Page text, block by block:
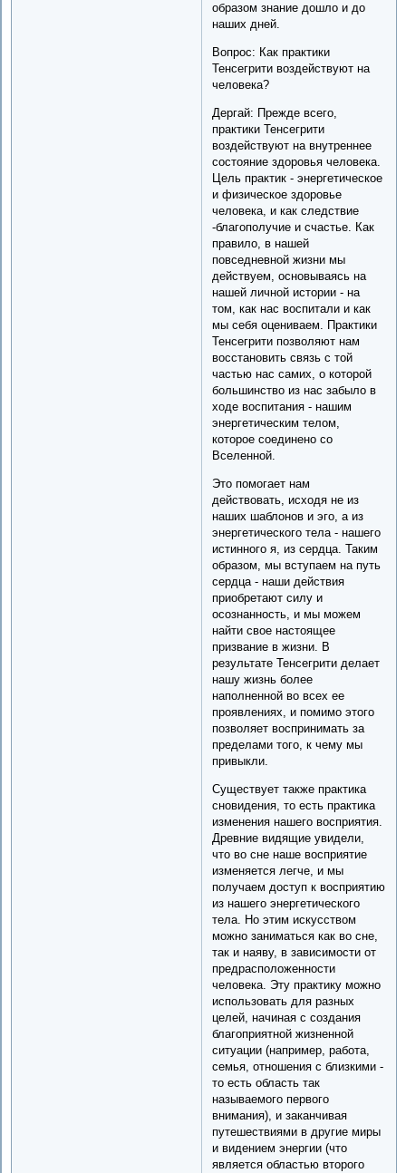
образом знание дошло и до
наших дней.
Вопрос: Как практики
Тенсегрити воздействуют на
человека?
Дергай: Прежде всего,
практики Тенсегрити
воздействуют на внутреннее
состояние здоровья человека.
Цель практик - энергетическое
и физическое здоровье
человека, и как следствие
-благополучие и счастье. Как
правило, в нашей
повседневной жизни мы
действуем, основываясь на
нашей личной истории - на
том, как нас воспитали и как
мы себя оцениваем. Практики
Тенсегрити позволяют нам
восстановить связь с той
частью нас самих, о которой
большинство из нас забыло в
ходе воспитания - нашим
энергетическим телом,
которое соединено со
Вселенной.
Это помогает нам
действовать, исходя не из
наших шаблонов и эго, а из
энергетического тела - нашего
истинного я, из сердца. Таким
образом, мы вступаем на путь
сердца - наши действия
приобретают силу и
осознанность, и мы можем
найти свое настоящее
призвание в жизни. В
результате Тенсегрити делает
нашу жизнь более
наполненной во всех ее
проявлениях, и помимо этого
позволяет воспринимать за
пределами того, к чему мы
привыкли.
Существует также практика
сновидения, то есть практика
изменения нашего восприятия.
Древние видящие увидели,
что во сне наше восприятие
изменяется легче, и мы
получаем доступ к восприятию
из нашего энергетического
тела. Но этим искусством
можно заниматься как во сне,
так и наяву, в зависимости от
предрасположенности
человека. Эту практику можно
использовать для разных
целей, начиная с создания
благоприятной жизненной
ситуации (например, работа,
семья, отношения с близкими -
то есть область так
называемого первого
внимания), и заканчивая
путешествиями в другие миры
и видением энергии (что
является областью второго